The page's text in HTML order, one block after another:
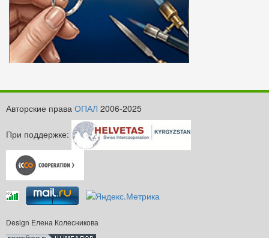
Авторские права ОПАЛ 2006-2025
При поддержке:
Design Елена Колесникова